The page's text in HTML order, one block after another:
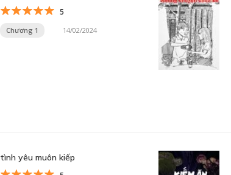
5
Chương 1 14/02/2024
tình yêu muôn kiếp